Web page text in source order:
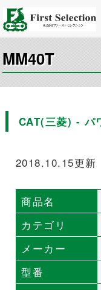
MM40T
CAT(三菱) -
2018.10.15更新
商品名
カテゴリ
メーカー
型番